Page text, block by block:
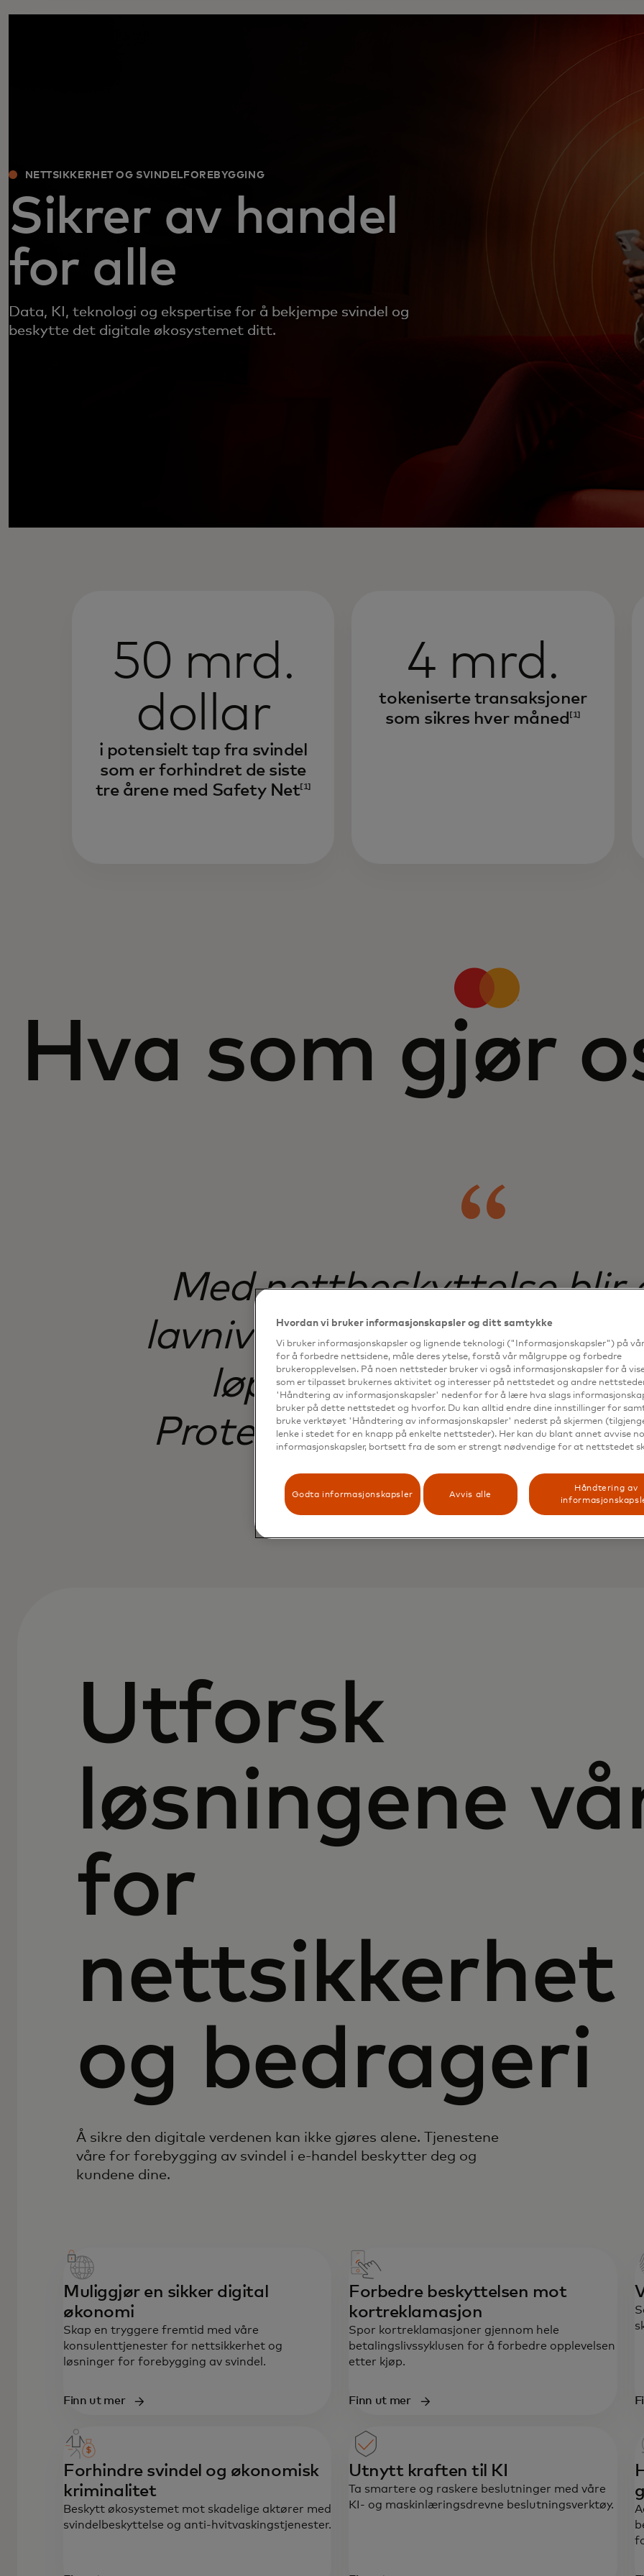
NETTSIKKERHET OG SVINDELFOREBYGGING
Sikrer av handel
for alle
Data, KI, teknologi og ekspertise for å bekjempe svindel og
beskytte det digitale økosystemet ditt.
50 mrd.
dollar
i potensielt tap fra svindel
som er forhindret de siste
tre årene med Safety Net[1]
4 mrd.
tokeniserte transaksjoner
som sikres hver måned [1]
Hva som gjør
Med nettbeskyttelse blir
lavnivåtrusler eller angrep
løpet av sekunder. Før
Protection tok det 5 til 10
Grunnlegger og ingeniør
Utforsk
løsningene
for
nettsikkerhet
og bedrageri
Å sikre den digitale verdenen kan ikke gjøres alene. Tjenestene
våre for forebygging av svindel i e-handel beskytter deg og
kundene dine.
Muliggjør en sikker digital
økonomi
Skap en tryggere fremtid med våre
konsulenttjenester for nettsikkerhet og
løsninger for forebygging av svindel.
Finn ut mer
Forbedre beskyttelsen mot
kortreklamasjon
Spor kortreklamasjoner gjennom hele
betalingslivssyklusen for å forbedre opplevelsen
etter kjøp.
Finn ut mer
Forhindre svindel og økonomisk
kriminalitet
Beskytt økosystemet mot skadelige aktører med
svindelbeskyttelse og anti-hvitvaskingstjenester.
Utnytt kraften til KI
Ta smartere og raskere beslutninger med våre
KI- og maskinlæringsdrevne beslutningsverktøy.
Hvordan vi bruker informasjonskapsler og ditt samtykke
Vi bruker informasjonskapsler og lignende teknologi ("Informasjonskapsler") på
for å forbedre nettsidene, måle deres ytelse, forstå vår målgruppe og forbedre
brukeropplevelsen. På noen nettsteder bruker vi også informasjonskapsler for å
som er tilpasset brukernes aktivitet og interesser på nettstedet og andre
'Håndtering av informasjonskapsler' nedenfor for å lære hva slags
bruker på dette nettstedet og hvorfor. Du kan alltid endre dine innstillinger for
bruke verktøyet 'Håndtering av informasjonskapsler' nederst på skjermen
lenke i stedet for en knapp på enkelte nettsteder). Her kan du blant annet avvise
informasjonskapsler, bortsett fra de som er strengt nødvendige for at nettstedet
Godta informasjonskapsler Avvis alle
Håndtering av